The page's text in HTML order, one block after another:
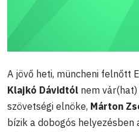
A jövő heti, müncheni felnőtt
Klajkó Dávidtól nem
szövetségi elnöke, Márton
bízik a dobogós helyezésben